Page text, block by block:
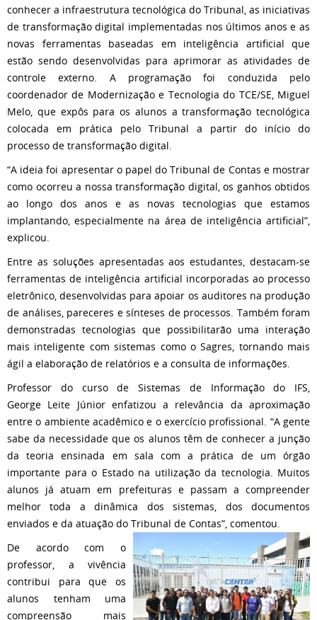
conhecer a infraestrutura tecnológica do Tribunal, as iniciativas
de transformação digital implementadas nos últimos anos e as
novas ferramentas baseadas em inteligência artificial que
estão sendo desenvolvidas para aprimorar as atividades de
controle externo. A programação foi conduzida pelo
coordenador de Modernização e Tecnologia do TCE/SE, Miguel
Melo, que expôs para os alunos a transformação tecnológica
colocada em prática pelo Tribunal a partir do início do
processo de transformação digital.
“A ideia foi apresentar o papel do Tribunal de Contas e mostrar
como ocorreu a nossa transformação digital, os ganhos obtidos
ao longo dos anos e as novas tecnologias que estamos
implantando, especialmente na área de inteligência artificial”,
explicou.
Entre as soluções apresentadas aos estudantes, destacam-se
ferramentas de inteligência artificial incorporadas ao processo
eletrônico, desenvolvidas para apoiar os auditores na produção
de análises, pareceres e sínteses de processos. Também foram
demonstradas tecnologias que possibilitarão uma interação
mais inteligente com sistemas como o Sagres, tornando mais
ágil a elaboração de relatórios e a consulta de informações.
Professor do curso de Sistemas de Informação do IFS,
George Leite Júnior enfatizou a relevância da aproximação
entre o ambiente acadêmico e o exercício profissional. “A gente
sabe da necessidade que os alunos têm de conhecer a junção
da teoria ensinada em sala com a prática de um órgão
importante para o Estado na utilização da tecnologia. Muitos
alunos já atuam em prefeituras e passam a compreender
melhor toda a dinâmica dos sistemas, dos documentos
enviados e da atuação do Tribunal de Contas”, comentou.
De acordo com o
professor, a vivência
contribui para que os
alunos tenham uma
compreensão mais